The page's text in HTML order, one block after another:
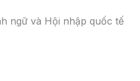
ngữ và Hội nhập quốc tế